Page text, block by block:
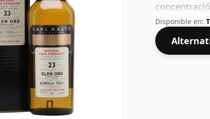
habitual de
Disponible en: